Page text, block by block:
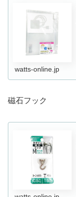
watts-online.jp
磁石フック